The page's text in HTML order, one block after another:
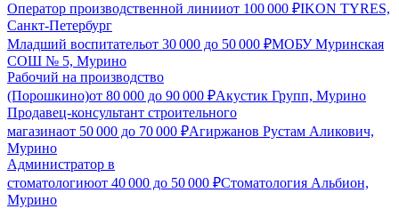
Оператор производственной линииот 100 000 ₽IKON TYRES,
Санкт-Петербург
Младший воспитательот 30 000 до 50 000 ₽МОБУ Муринская
СОШ № 5, Мурино
Рабочий на производство
(Порошкино)от 80 000 до 90 000 ₽Акустик Групп, Мурино
Продавец-консультант строительного
магазинаот 50 000 до 70 000 ₽Агиржанов Рустам Аликович,
Мурино
Администратор в
стоматологиюот 40 000 до 50 000 ₽Стоматология Альбион,
Мурино